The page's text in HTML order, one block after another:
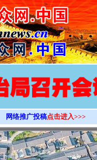
>
网络推广投稿点击进入>>>